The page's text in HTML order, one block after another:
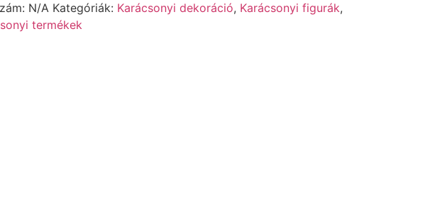
N/A Kategóriák: Karácsonyi dekoráció, Karácsonyi figurák,
termékek